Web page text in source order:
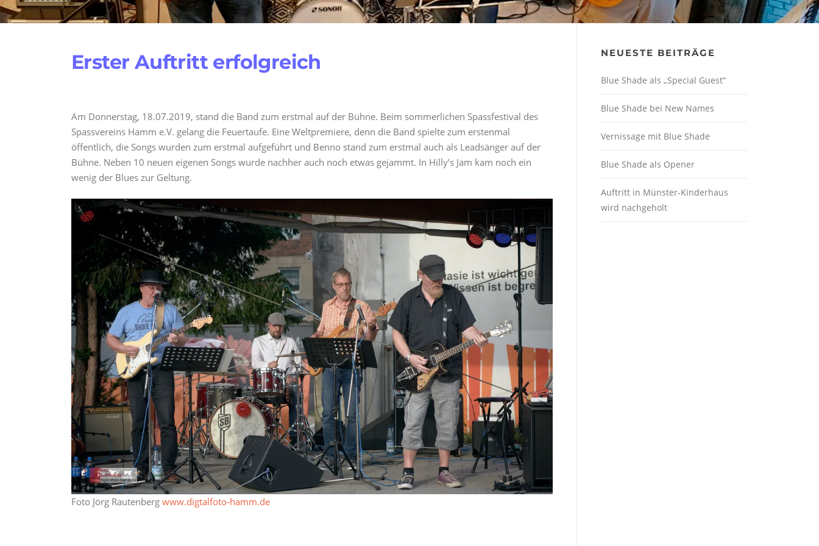
Erster Auftritt erfolgreich
Am Donnerstag, 18.07.2019, stand die Band zum erstmal auf der Bühne. Beim sommerlichen Spassfestival des
Spassvereins Hamm e.V. gelang die Feuertaufe. Eine Weltpremiere, denn die Band spielte zum erstenmal
öffentlich, die Songs wurden zum erstmal aufgeführt und Benno stand zum erstmal auch als Leadsänger auf der
Bühne. Neben 10 neuen eigenen Songs wurde nachher auch noch etwas gejammt. In Hilly’s Jam kam noch ein
wenig der Blues zur Geltung.
Foto Jörg Rautenberg www.digtalfoto-hamm.de
NEUESTE BEITRÄGE
Blue Shade als „Special Guest“
Blue Shade bei New Names
Vernissage mit Blue Shade
Blue Shade als Opener
Auftritt in Münster-Kinderhaus
wird nachgeholt